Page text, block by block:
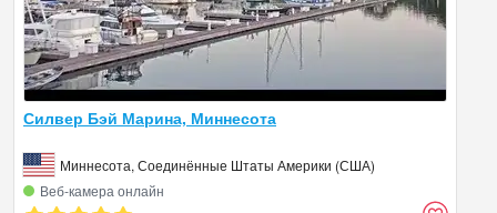
Силвер Бэй Марина, Миннесота
Миннесота, Соединённые Штаты Америки (США)
Веб‑камера онлайн